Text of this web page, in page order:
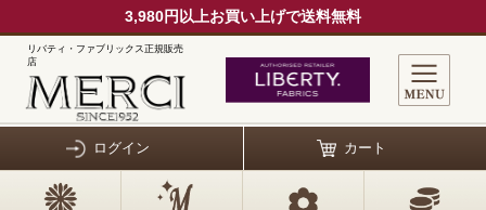
3,980円以上お買い上げで送料無料
リバティ・ファブリックス正規販売
店
ログイン カート